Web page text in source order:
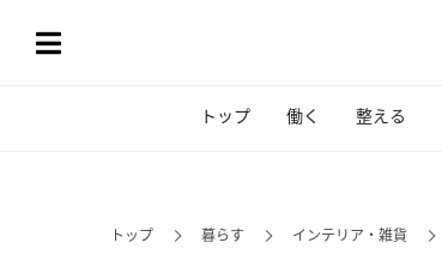
トップ 働く 整える
トップ 暮らす インテリア・雑貨